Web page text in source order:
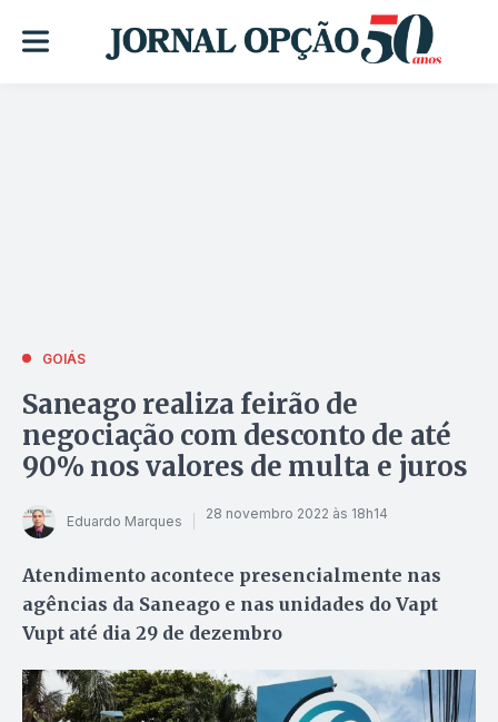
GOIÁS
Saneago realiza feirão de
negociação com desconto de até
90% nos valores de multa e juros
Eduardo Marques 28 novembro 2022 às 18h14
Atendimento acontece presencialmente nas
agências da Saneago e nas unidades do Vapt
Vupt até dia 29 de dezembro